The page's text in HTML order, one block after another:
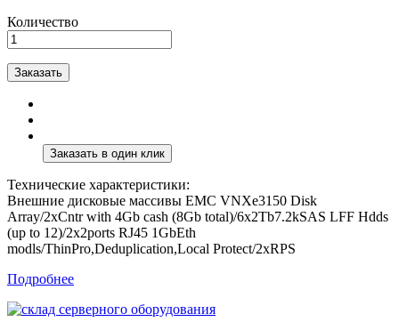
Количество
Заказать
Технические характеристики:
Внешние дисковые массивы EMC VNXe3150 Disk
Array/2xCntr with 4Gb cash (8Gb total)/6x2Tb7.2kSAS LFF Hdds
(up to 12)/2x2ports RJ45 1GbEth
modls/ThinPro,Deduplication,Local Protect/2xRPS
Подробнее